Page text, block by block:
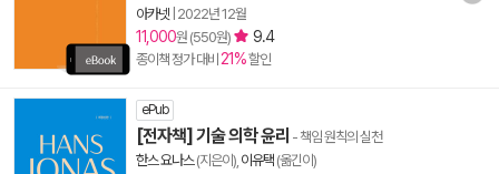
아카넷 2022년 12월
11,000원 (550원) 9.4
종이책 정가 대비 21%할인
ePub
[전자책] 기술 의학 윤리 - 책임 원칙의 실천
한스 요나스(지은이), 이유택 (옮긴이)